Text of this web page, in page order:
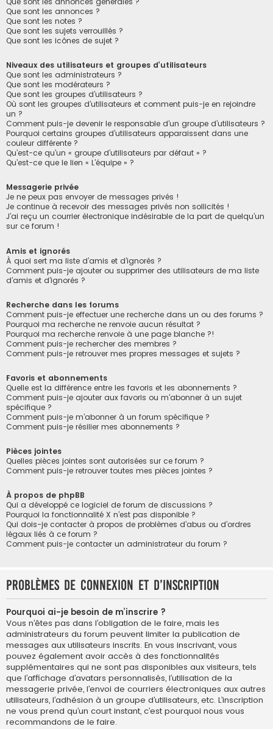
Que sont les annonces ?
Que sont les notes ?
Que sont les sujets verrouillés ?
Que sont les icônes de sujet ?
Niveaux des utilisateurs et groupes d’utilisateurs
Que sont les administrateurs ?
Que sont les modérateurs ?
Que sont les groupes d’utilisateurs ?
Où sont les groupes d’utilisateurs et comment puis-je en rejoindre
un ?
Comment puis-je devenir le responsable d’un groupe d’utilisateurs ?
Pourquoi certains groupes d’utilisateurs apparaissent dans une
couleur différente ?
Qu’est-ce qu’un « groupe d’utilisateurs par défaut » ?
Qu’est-ce que le lien « L’équipe » ?
Messagerie privée
Je ne peux pas envoyer de messages privés !
Je continue à recevoir des messages privés non sollicités !
J’ai reçu un courrier électronique indésirable de la part de quelqu’un
sur ce forum !
Amis et ignorés
À quoi sert ma liste d’amis et d’ignorés ?
Comment puis-je ajouter ou supprimer des utilisateurs de ma liste
d’amis et d’ignorés ?
Recherche dans les forums
Comment puis-je effectuer une recherche dans un ou des forums ?
Pourquoi ma recherche ne renvoie aucun résultat ?
Pourquoi ma recherche renvoie à une page blanche ?!
Comment puis-je rechercher des membres ?
Comment puis-je retrouver mes propres messages et sujets ?
Favoris et abonnements
Quelle est la différence entre les favoris et les abonnements ?
Comment puis-je ajouter aux favoris ou m’abonner à un sujet
spécifique ?
Comment puis-je m’abonner à un forum spécifique ?
Comment puis-je résilier mes abonnements ?
Pièces jointes
Quelles pièces jointes sont autorisées sur ce forum ?
Comment puis-je retrouver toutes mes pièces jointes ?
À propos de phpBB
Qui a développé ce logiciel de forum de discussions ?
Pourquoi la fonctionnalité X n’est pas disponible ?
Qui dois-je contacter à propos de problèmes d’abus ou d’ordres
légaux liés à ce forum ?
Comment puis-je contacter un administrateur du forum ?
Problèmes de connexion et d’inscription
Pourquoi ai-je besoin de m’inscrire ?
Vous n’êtes pas dans l’obligation de le faire, mais les
administrateurs du forum peuvent limiter la publication de
messages aux utilisateurs inscrits. En vous inscrivant, vous
pouvez également avoir accès à des fonctionnalités
supplémentaires qui ne sont pas disponibles aux visiteurs, tels
que l’affichage d’avatars personnalisés, l’utilisation de la
messagerie privée, l’envoi de courriers électroniques aux autres
utilisateurs, l’adhésion à un groupe d’utilisateurs, etc. L’inscription
ne vous prend qu’un court instant, c’est pourquoi nous vous
recommandons de le faire.